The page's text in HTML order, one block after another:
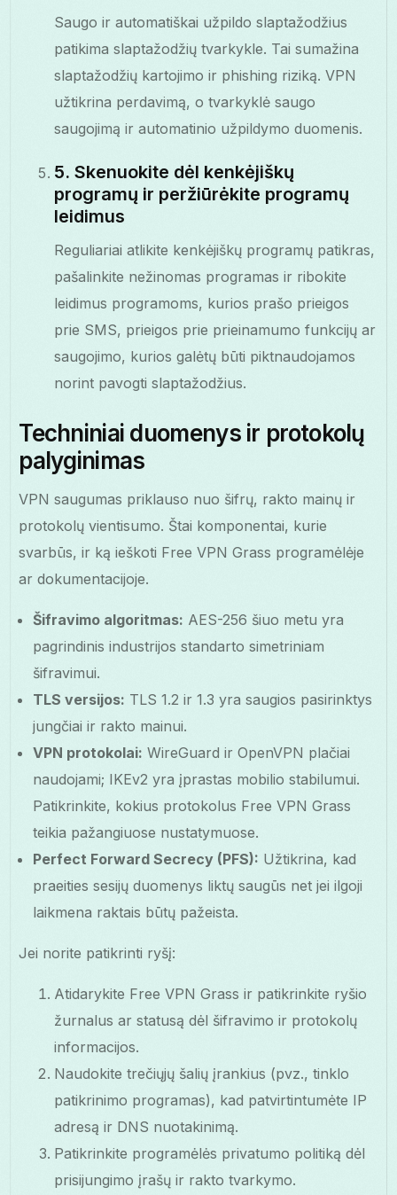
Saugo ir automatiškai užpildo slaptažodžius
patikima slaptažodžių tvarkykle. Tai sumažina
slaptažodžių kartojimo ir phishing riziką. VPN
užtikrina perdavimą, o tvarkyklė saugo
saugojimą ir automatinio užpildymo duomenis.
5. Skenuokite dėl kenkėjiškų
programų ir peržiūrėkite programų
leidimus
Reguliariai atlikite kenkėjiškų programų patikras,
pašalinkite nežinomas programas ir ribokite
leidimus programoms, kurios prašo prieigos
prie SMS, prieigos prie prieinamumo funkcijų ar
saugojimo, kurios galėtų būti piktnaudojamos
norint pavogti slaptažodžius.
Techniniai duomenys ir protokolų
palyginimas
VPN saugumas priklauso nuo šifrų, rakto mainų ir
protokolų vientisumo. Štai komponentai, kurie
svarbūs, ir ką ieškoti Free VPN Grass programėlėje
ar dokumentacijoje.
Šifravimo algoritmas: AES-256 šiuo metu yra
pagrindinis industrijos standarto simetriniam
šifravimui.
TLS versijos: TLS 1.2 ir 1.3 yra saugios pasirinktys
jungčiai ir rakto mainui.
VPN protokolai: WireGuard ir OpenVPN plačiai
naudojami; IKEv2 yra įprastas mobilio stabilumui.
Patikrinkite, kokius protokolus Free VPN Grass
teikia pažangiuose nustatymuose.
Perfect Forward Secrecy (PFS): Užtikrina, kad
praeities sesijų duomenys liktų saugūs net jei ilgoji
laikmena raktais būtų pažeista.
Jei norite patikrinti ryšį:
Atidarykite Free VPN Grass ir patikrinkite ryšio
žurnalus ar statusą dėl šifravimo ir protokolų
informacijos.
Naudokite trečiųjų šalių įrankius (pvz., tinklo
patikrinimo programas), kad patvirtintumėte IP
adresą ir DNS nuotakinimą.
Patikrinkite programėlės privatumo politiką dėl
prisijungimo įrašų ir rakto tvarkymo.